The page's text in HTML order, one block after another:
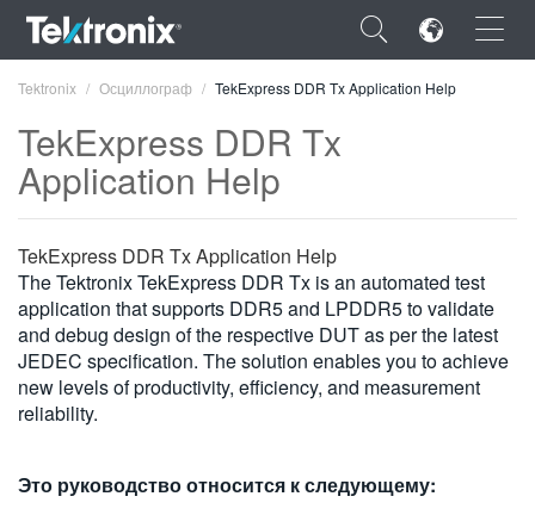
×
FRANÇAIS
DEUTSCH
VIỆT NAM
简体中文
Tektronix Осциллограф TekExpress DDR Tx Application Help
TekExpress DDR Tx
Application Help
TekExpress DDR Tx Application Help
The Tektronix TekExpress DDR Tx is an automated test
application that supports DDR5 and LPDDR5 to validate
and debug design of the respective DUT as per the latest
JEDEC specification. The solution enables you to achieve
new levels of productivity, efficiency, and measurement
reliability.
Это руководство относится к следующему: